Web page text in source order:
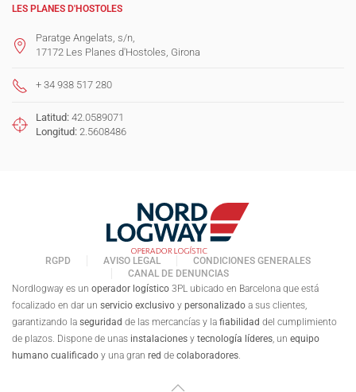
LES PLANES D'HOSTOLES
Paratge Angelats, s/n,
17172 Les Planes d'Hostoles, Girona
+ 34 938 517 280
Latitud: 42.0589071
Longitud: 2.5608486
RGPD AVISO LEGAL
CONDICIONES GENERALES
CANAL DE DENUNCIAS
Nordlogway es un operador logístico 3PL ubicado en Barcelona que está
focalizado en dar un servicio exclusivo y personalizado a sus clientes,
garantizando la seguridad de las mercancías y la fiabilidad del cumplimiento
de plazos. Dispone de unas instalaciones y tecnología líderes, un equipo
humano cualificado y una gran red de colaboradores.